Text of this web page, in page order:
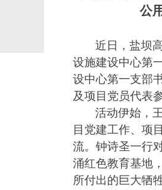
公
近 日，盐坝
设施建设中心第
设中心第一支部
及项目党员代表
活动伊始，
目党建工作、项
流。钟诗圣一行
涌红色教育基地
所付出的巨大牺